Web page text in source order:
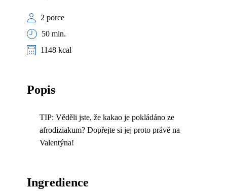
2 porce
50 min.
1148 kcal
Popis
TIP: Věděli jste, že kakao je pokládáno ze
afrodiziakum? Dopřejte si jej proto právě na
Valentýna!
Ingredience